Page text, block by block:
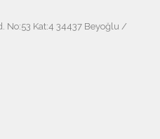
No:53 Kat:4 34437 Beyoğlu /